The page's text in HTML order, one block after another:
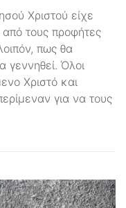
Χριστού είχε
τους προφήτες
πως θα
γεννηθεί. Όλοι
Χριστό και
για να τους